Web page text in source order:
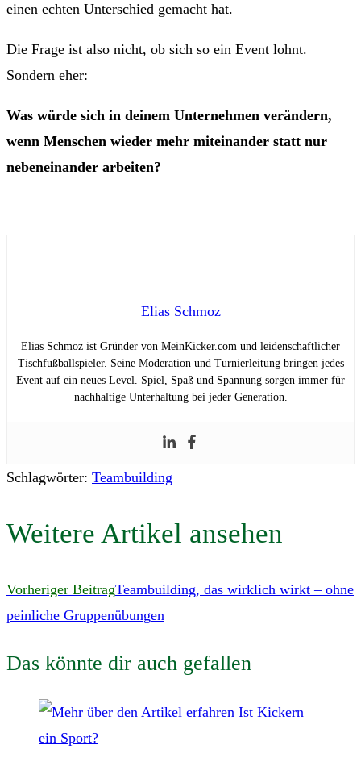
einen echten Unterschied gemacht hat.
Die Frage ist also nicht, ob sich so ein Event lohnt.
Sondern eher:
Was würde sich in deinem Unternehmen verändern,
wenn Menschen wieder mehr miteinander statt nur
nebeneinander arbeiten?
Elias Schmoz
Elias Schmoz ist Gründer von MeinKicker.com und leidenschaftlicher
Tischfußballspieler. Seine Moderation und Turnierleitung bringen jedes
Event auf ein neues Level. Spiel, Spaß und Spannung sorgen immer für
nachhaltige Unterhaltung bei jeder Generation.
Schlagwörter: Teambuilding
Weitere Artikel ansehen
Vorheriger BeitragTeambuilding, das wirklich wirkt – ohne
peinliche Gruppenübungen
Das könnte dir auch gefallen